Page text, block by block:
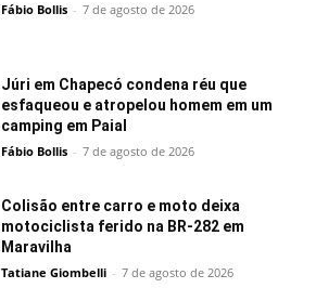
Fábio Bollis - 7 de agosto de 2026
Júri em Chapecó condena réu que
esfaqueou e atropelou homem em um
camping em Paial
Fábio Bollis - 7 de agosto de 2026
Colisão entre carro e moto deixa
motociclista ferido na BR-282 em
Maravilha
Tatiane Giombelli - 7 de agosto de 2026